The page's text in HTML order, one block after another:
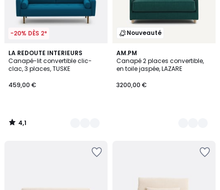
-20% DÈS 2*
LA REDOUTE INTERIEURS
Canapé-lit convertible clic-
clac, 3 places, TUSKE
459,00 €
4,1
/ 5
3
Couleurs
4,1
/
Nouveauté
AM.PM
Canapé 2 places convertible,
en toile jaspée, LAZARE
3200,00 €
3
Couleurs